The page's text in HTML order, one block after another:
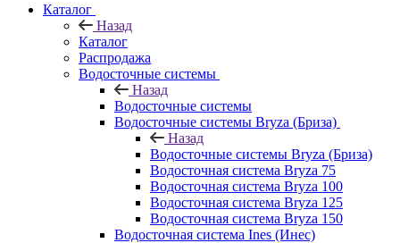
Каталог
Назад
Каталог
Распродажа
Водосточные системы
Назад
Водосточные системы
Водосточные системы Bryza (Бриза)
Назад
Водосточные системы Bryza (Бриза)
Водосточная система Bryza 75
Водосточная система Bryza 100
Водосточная система Bryza 125
Водосточная система Bryza 150
Водосточная система Ines (Инес)